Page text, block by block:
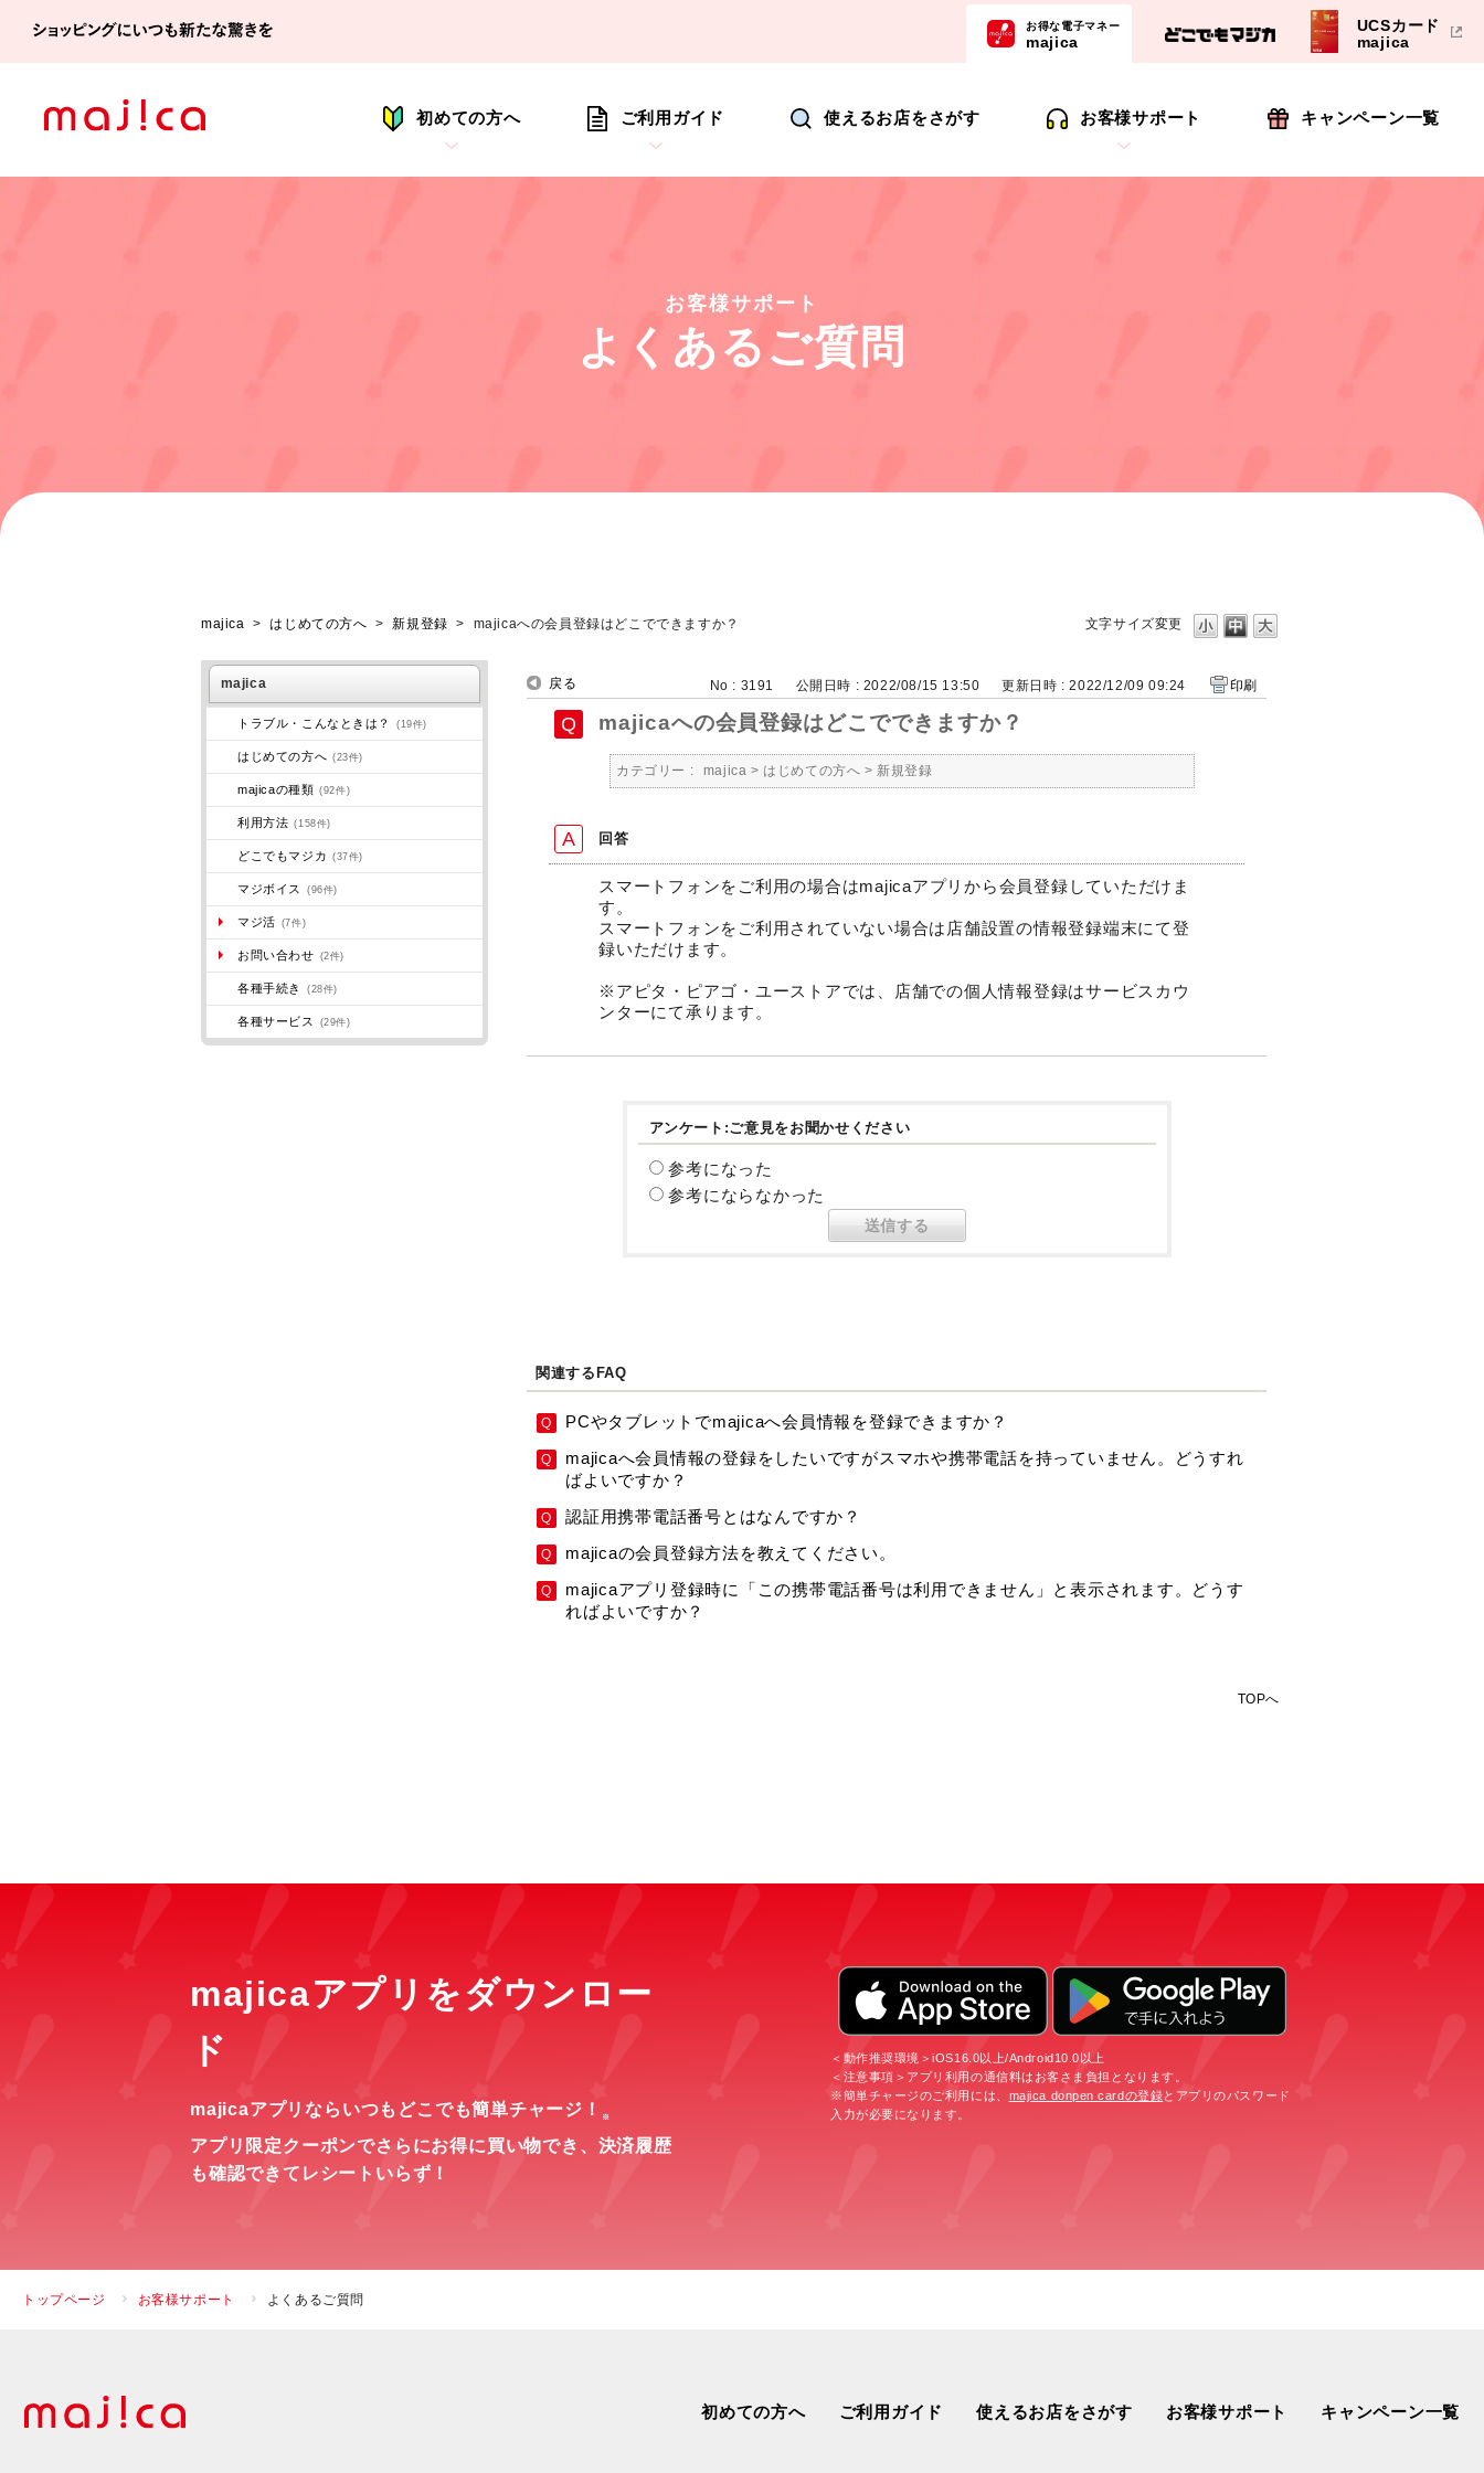
お得な電子マネー
majica
UCSカード
majica
初めての方へ ご利用ガイド 使えるお店をさがす お客様サポート キャンペーン一覧
お客様サポート
よくあるご質問
文字サイズ変更
majica > はじめての方へ > 新規登録 > majicaへの会員登録はどこでできますか？
majica
トラブル・こんなときは？ (19件)
はじめての方へ (23件)
majicaの種類 (92件)
利用方法 (158件)
どこでもマジカ (37件)
マジボイス (96件)
マジ活 (7件)
お問い合わせ (2件)
各種手続き (28件)
各種サービス (29件)
戻る No : 3191 公開日時 : 2022/08/15 13:50 更新日時 : 2022/12/09 09:24 印刷
majicaへの会員登録はどこでできますか？
カテゴリー : majica > はじめての方へ > 新規登録
回答
スマートフォンをご利用の場合はmajicaアプリから会員登録していただけま
す。
スマートフォンをご利用されていない場合は店舗設置の情報登録端末にて登
録いただけます。
※アピタ・ピアゴ・ユーストアでは、店舗での個人情報登録はサービスカウ
ンターにて承ります。
アンケート:ご意見をお聞かせください
参考になった
参考にならなかった
関連するFAQ
PCやタブレットでmajicaへ会員情報を登録できますか？
majicaへ会員情報の登録をしたいですがスマホや携帯電話を持っていません。どうすれ
ばよいですか？
認証用携帯電話番号とはなんですか？
majicaの会員登録方法を教えてください。
majicaアプリ登録時に「この携帯電話番号は利用できません」と表示されます。どうす
ればよいですか？
TOPへ
majicaアプリをダウンロー
ド
majicaアプリならいつもどこでも簡単チャージ！ ※
アプリ限定クーポンでさらにお得に買い物でき、 決済履歴
も確認できてレシートいらず！
＜動作推奨環境＞iOS16.0以上/Android10.0以上
＜注意事項＞アプリ利用の通信料はお客さま負担となります。
※簡単チャージのご利用には、 majica donpen cardの登録とアプリのパスワード
入力が必要になります。
トップページ お客様サポート よくあるご質問
初めての方へ ご利用ガイド 使えるお店をさがす お客様サポート キャンペーン一覧